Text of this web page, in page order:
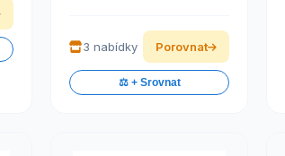
3 nabídky Porovnat
⚖️ + Srovnat